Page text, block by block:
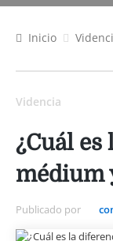
Inicio
Videncia
¿Cuál
médium
Publicado por